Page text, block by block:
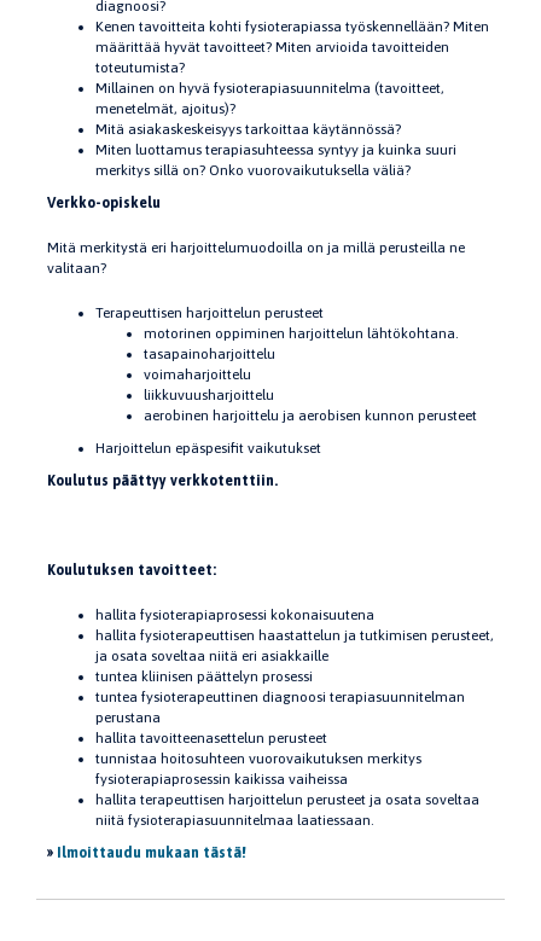
diagnoosi?
Kenen tavoitteita kohti fysioterapiassa työskennellään? Miten
määrittää hyvät tavoitteet? Miten arvioida tavoitteiden
toteutumista?
Millainen on hyvä fysioterapiasuunnitelma (tavoitteet,
menetelmät, ajoitus)?
Mitä asiakaskeskeisyys tarkoittaa käytännössä?
Miten luottamus terapiasuhteessa syntyy ja kuinka suuri
merkitys sillä on? Onko vuorovaikutuksella väliä?
Verkko-opiskelu
Mitä merkitystä eri harjoittelumuodoilla on ja millä perusteilla ne
valitaan?
Terapeuttisen harjoittelun perusteet
motorinen oppiminen harjoittelun lähtökohtana.
tasapainoharjoittelu
voimaharjoittelu
liikkuvuusharjoittelu
aerobinen harjoittelu ja aerobisen kunnon perusteet
Harjoittelun epäspesifit vaikutukset
Koulutus päättyy verkkotenttiin.
Koulutuksen tavoitteet:
hallita fysioterapiaprosessi kokonaisuutena
hallita fysioterapeuttisen haastattelun ja tutkimisen perusteet,
ja osata soveltaa niitä eri asiakkaille
tuntea kliinisen päättelyn prosessi
tuntea fysioterapeuttinen diagnoosi terapiasuunnitelman
perustana
hallita tavoitteenasettelun perusteet
tunnistaa hoitosuhteen vuorovaikutuksen merkitys
fysioterapiaprosessin kaikissa vaiheissa
hallita terapeuttisen harjoittelun perusteet ja osata soveltaa
niitä fysioterapiasuunnitelmaa laatiessaan.
» Ilmoittaudu mukaan tästä!